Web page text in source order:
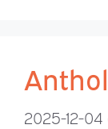
2025-12-04